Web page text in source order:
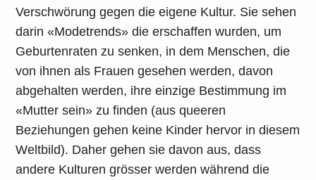
Verschwörung gegen die eigene Kultur. Sie sehen
darin «Modetrends» die erschaffen wurden, um
Geburtenraten zu senken, in dem Menschen, die
von ihnen als Frauen gesehen werden, davon
abgehalten werden, ihre einzige Bestimmung im
«Mutter sein» zu finden (aus queeren
Beziehungen gehen keine Kinder hervor in diesem
Weltbild). Daher gehen sie davon aus, dass
andere Kulturen grösser werden während die